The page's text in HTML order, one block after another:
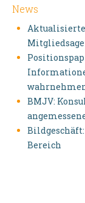
News
Aktualisierte
BMJV:
Bereich